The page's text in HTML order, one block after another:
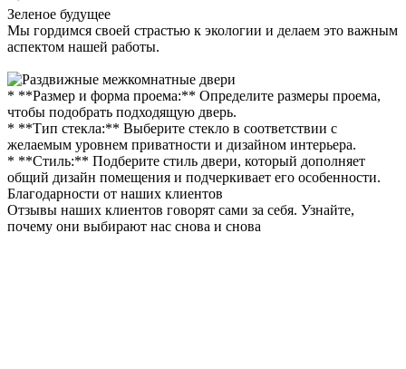
Зеленое будущее
Мы гордимся своей страстью к экологии и делаем это важным
аспектом нашей работы.
* **Размер и форма проема:** Определите размеры проема,
чтобы подобрать подходящую дверь.
* **Тип стекла:** Выберите стекло в соответствии с
желаемым уровнем приватности и дизайном интерьера.
* **Стиль:** Подберите стиль двери, который дополняет
общий дизайн помещения и подчеркивает его особенности.
Благодарности от наших клиентов
Отзывы наших клиентов говорят сами за себя. Узнайте,
почему они выбирают нас снова и снова